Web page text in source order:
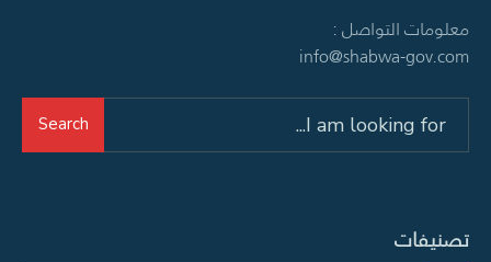
معلومات التواصل :
info@shabwa-gov.com
Search
تصنيفات